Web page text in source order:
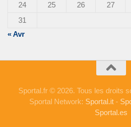
24
25 26 27
31
« Avr
Sportal.fr © 2026. Tous les droits
Sportal Network: Sportal.it -
Sportal.es